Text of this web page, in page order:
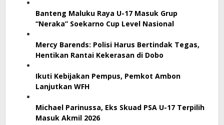
Banteng Maluku Raya U-17 Masuk Grup
“Neraka” Soekarno Cup Level Nasional
Mercy Barends: Polisi Harus Bertindak Tegas,
Hentikan Rantai Kekerasan di Dobo
Ikuti Kebijakan Pempus, Pemkot Ambon
Lanjutkan WFH
Michael Parinussa, Eks Skuad PSA U-17 Terpilih
Masuk Akmil 2026